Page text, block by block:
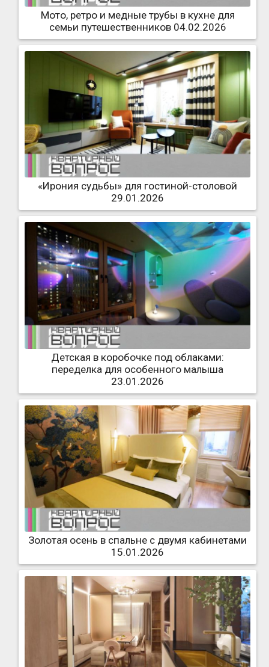
Мото, ретро и медные трубы в кухне для
семьи путешественников 04.02.2026
«Ирония судьбы» для гостиной-столовой
29.01.2026
Детская в коробочке под облаками:
переделка для особенного малыша
23.01.2026
Золотая осень в спальне с двумя кабинетами
15.01.2026